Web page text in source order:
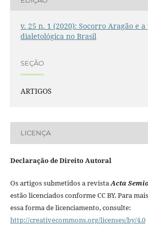
v. 25 n. 1 (2020): Socorro Aragão e a
dialetológica no Brasil
SEÇÃO
ARTIGOS
LICENÇA
Declaração de Direito Autoral
Os artigos submetidos a revista Acta
estão licenciados conforme CC BY. Para
essa forma de licenciamento, consulte:
http://creativecommons.org/licenses/by/4.0